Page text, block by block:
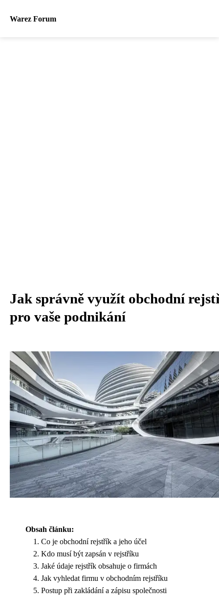
Warez Forum
Jak správně využít obchodní
pro vaše podnikání
Obsah článku:
Co je obchodní rejstřík a jeho účel
Kdo musí být zapsán v rejstříku
Jaké údaje rejstřík obsahuje o firmách
Jak vyhledat firmu v obchodním rejstříku
Postup při zakládání a zápisu společnosti